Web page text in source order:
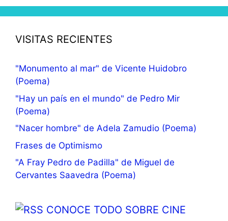
VISITAS RECIENTES
"Monumento al mar" de Vicente Huidobro
(Poema)
"Hay un país en el mundo" de Pedro Mir
(Poema)
"Nacer hombre" de Adela Zamudio (Poema)
Frases de Optimismo
"A Fray Pedro de Padilla" de Miguel de
Cervantes Saavedra (Poema)
CONOCE TODO SOBRE CINE